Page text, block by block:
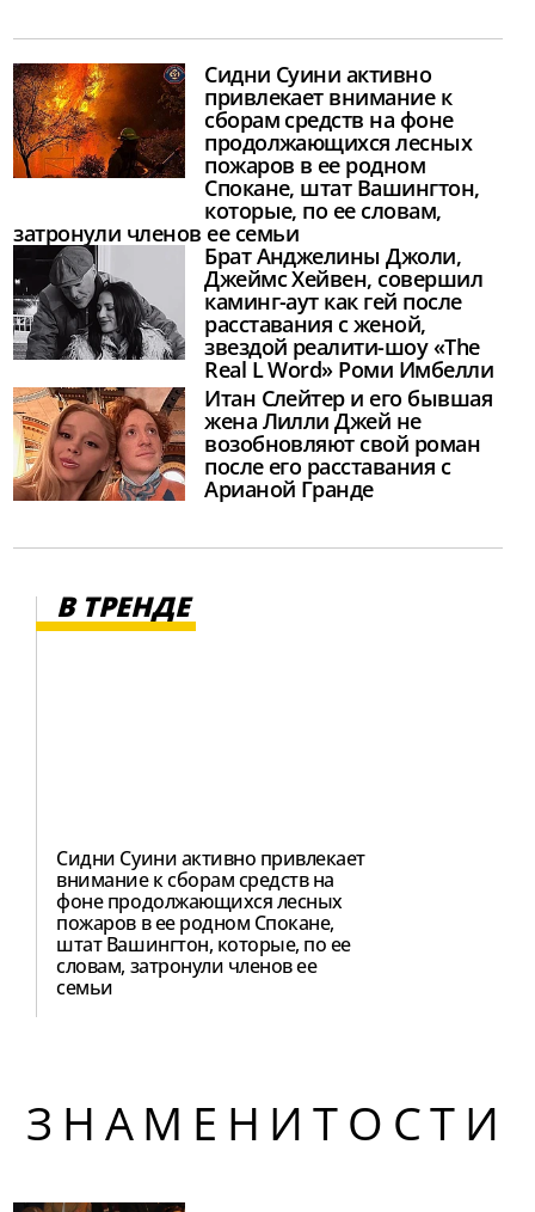
Сидни Суини активно
привлекает внимание к
сборам средств на фоне
продолжающихся лесных
пожаров в ее родном
Спокане, штат Вашингтон,
которые, по ее словам,
затронули членов ее семьи
Брат Анджелины Джоли,
Джеймс Хейвен, совершил
каминг-аут как гей после
расставания с женой,
звездой реалити-шоу «The
Real L Word» Роми Имбелли
Итан Слейтер и его бывшая
жена Лилли Джей не
возобновляют свой роман
после его расставания с
Арианой Гранде
В ТРЕНДЕ
Сидни Суини активно привлекает
внимание к сборам средств на
фоне продолжающихся лесных
пожаров в ее родном Спокане,
штат Вашингтон, которые, по ее
словам, затронули членов ее
семьи
ЗНАМЕНИТОСТИ